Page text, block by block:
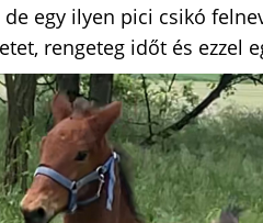
egy ilyen pici csikó
rengeteg időt és ezzel